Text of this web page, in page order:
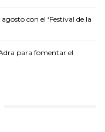
con el ‘Festival de la
para fomentar el